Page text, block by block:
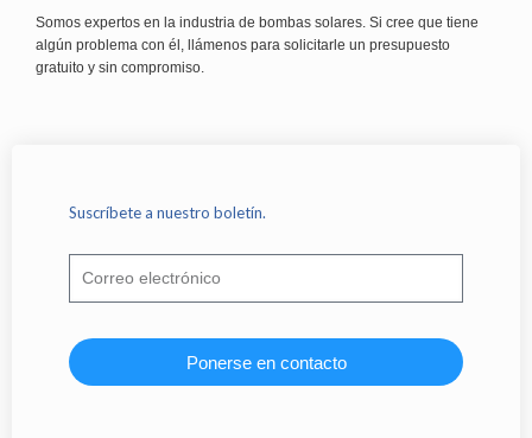
Somos expertos en la industria de bombas solares. Si cree que tiene
algún problema con él, llámenos para solicitarle un presupuesto
gratuito y sin compromiso.
Suscríbete a nuestro boletín.
Ponerse en contacto